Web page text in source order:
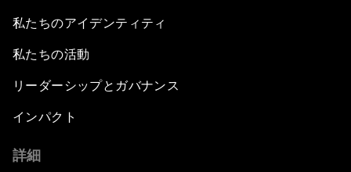
私たちのアイデンティティ
私たちの活動
リーダーシップとガバナンス
インパクト
詳細